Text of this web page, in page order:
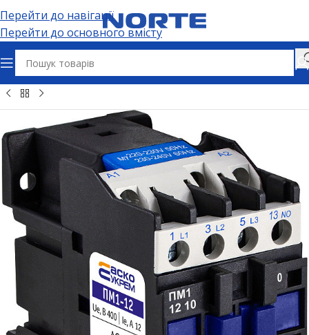
Перейти до навігації
Перейти до основного вмісту
Головна Електрощитове обладнання Магнітні пускачі